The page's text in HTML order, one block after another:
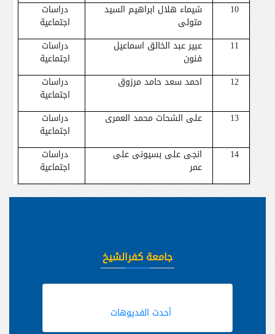
10
شيماء هلال ابراهيم السيد
متولى
دراسات
اجتماعية
11
عبير عبد الخالق اسماعيل
فنون
دراسات
اجتماعية
12
احمد سعد حامد مرزوق دراسات
اجتماعية
13
على الشحات محمد العمرى دراسات
اجتماعية
14
انجى على بسيونى على
عمر
دراسات
اجتماعية
جامعة كفرالشيخ
أحدث الفديوهات